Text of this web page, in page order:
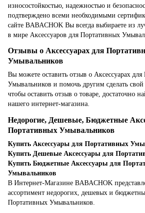
износостойкостью, надежностью и
подтверждено всеми необходимыми
сайте BABACHOK Вы всегда выбираете из
в мире Аксессуаров для Портативных
Отзывы о Аксессуарах для
Умывальников
Вы можете оставить отзыв о Аксессуарах
Умывальников и помочь другим сделать
чтобы оставить отзыв о товаре, достаточно
нашего интернет-магазина.
Недорогие, Дешевые, Бюджетные
Портативных Умывальников
Купить Аксессуары для Портативных
Купить Дешевые Аксессуары для
Купить Бюджетные Аксессуары для
Умывальников
В Интернет-Магазине BABACHOK
ассортимент недорогих, дешевых и
Портативных Умывальников.